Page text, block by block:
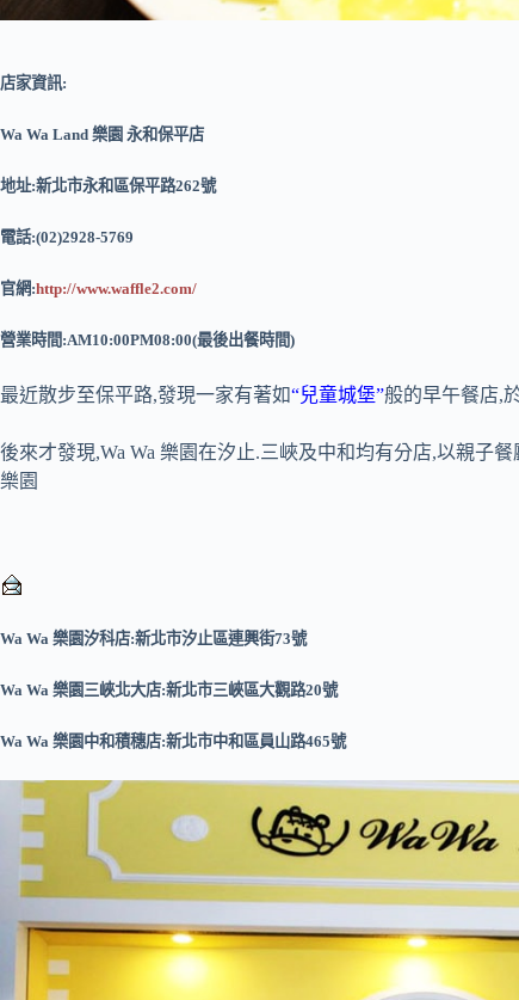
店家資訊:
Wa Wa Land 樂園 永和保平店
地址:新北市永和區保平路262號
電話:(02)2928-5769
官網:http://www.waffle2.com/
營業時間:AM10:00PM08:00(最後出餐時間)
最近散步至保平路,發現一家有著如“兒童城堡”般的早午餐店,
後來才發現,Wa Wa 樂園在汐止.三峽及中和均有分店,以親子
樂園
Wa Wa 樂園汐科店:新北市汐止區連興街73號
Wa Wa 樂園三峽北大店:新北市三峽區大觀路20號
Wa Wa 樂園中和積穗店:新北市中和區員山路465號